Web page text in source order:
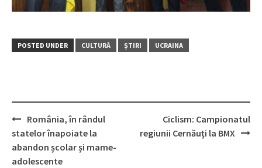
POSTED UNDER CULTURĂ ȘTIRI UCRAINA
Post
navigation
România, în rândul
statelor înapoiate la
abandon școlar și mame-
adolescente
Ciclism: Campionatul
regiunii Cernăuţi la BMX